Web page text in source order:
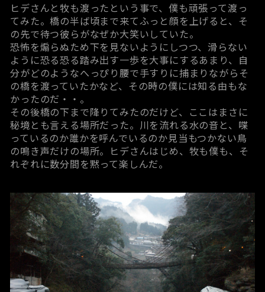
ヒデさんと牧も渡ったという事で、僕も頑張って渡っ
てみた。橋の半ば頃まで来てふっと顔を上げると、そ
の先で待つ彼らがなぜか大笑いしていた。
恐怖を煽らぬため下を見ないようにしつつ、滑らない
ように恐る恐る踏み出す一歩を大事にするあまり、自
分がどのようなへっぴり腰で手すりに捕まりながらそ
の橋を渡っていたかなど、その時の僕には知る由もな
かったのだ・・。
その後橋の下まで降りてみたのだけど、ここはまさに
秘境とも言える場所だった。川を流れる水の音と、喋
っているのか誰かを呼んでいるのか見当もつかない鳥
の鳴き声だけの場所。ヒデさんはじめ、牧も僕も、そ
れぞれに数分間を黙って楽しんだ。